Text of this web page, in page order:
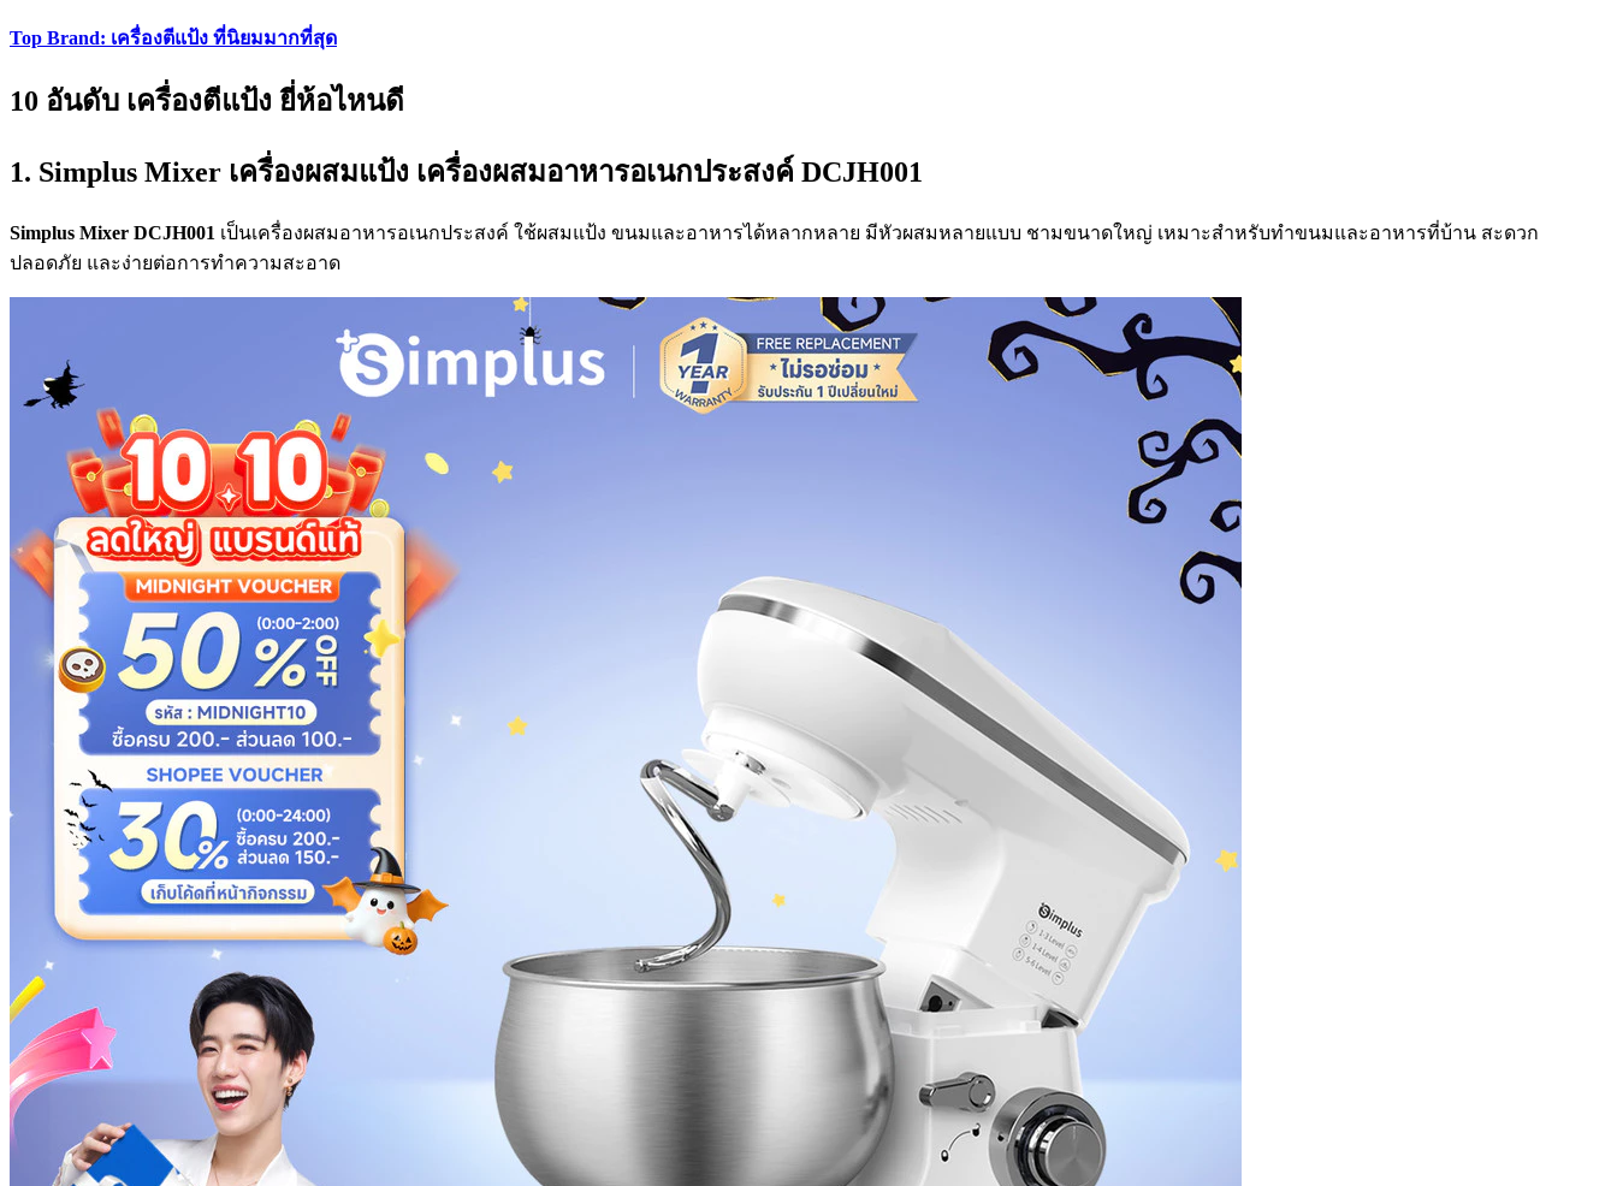
Top Brand: เครื่องตีแป้ง ที่นิยมมากที่สุด
10 อันดับ เครื่องตีแป้ง ยี่ห้อไหนดี
1. Simplus Mixer เครื่องผสมแป้ง เครื่องผสมอาหารอเนกประสงค์ DCJH001
Simplus Mixer DCJH001 เป็นเครื่องผสมอาหารอเนกประสงค์ ใช้ผสมแป้ง ขนมและอาหารได้หลากหลาย มีหัวผสมหลายแบบ ชามขนาดใหญ่ เหมาะสำหรับทำขนมและอาหารที่บ้าน สะดวก
ปลอดภัย และง่ายต่อการทำความสะอาด